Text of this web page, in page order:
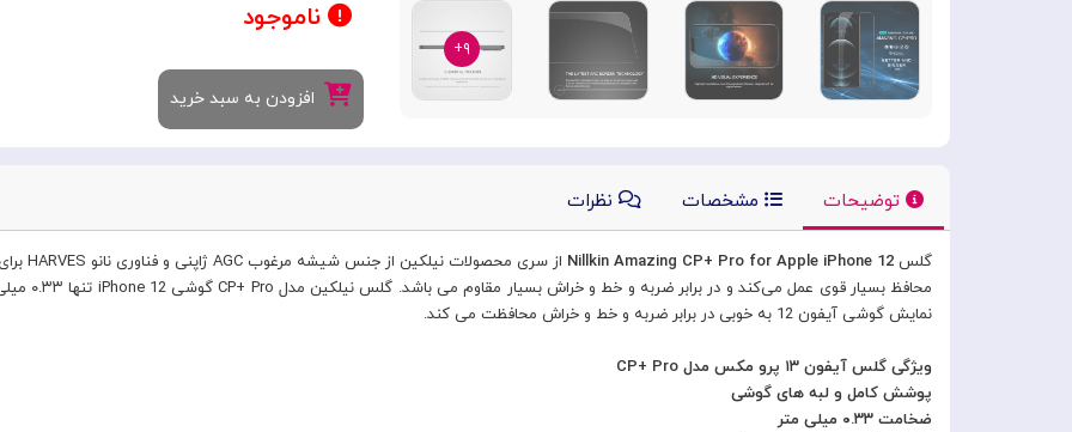
۹+
ناموجود
افزودن به سبد خرید
توضیحات مشخصات نظرات
گلس Nillkin Amazing CP+ Pro for Apple iPhone 12
نمایش گوشی آیفون 12 به خوبی در برابر ضربه و خط و خراش محافظت می کند.
ویژگی گلس آیفون ۱۳ پرو مکس مدل CP+ Pro
پوشش کامل و لبه های گوشی
ضخامت ۰.۳۳ میلی متر